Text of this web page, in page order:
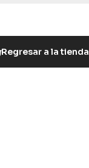
Regresar a la tienda